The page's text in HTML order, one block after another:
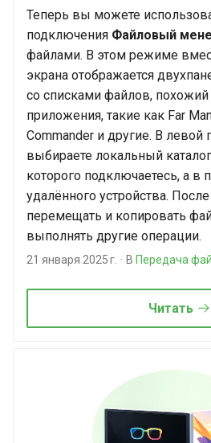
Теперь вы можете
подключения Файловый
файлами. В этом режиме
экрана отображается
со списками файлов,
приложения, такие как Far
Commander и другие. В левой
выбираете локальный
которого подключаетесь, а в
удалённого устройства.
перемещать и копировать
выполнять другие операции.
21 января 2025 г. В Передача
Читать